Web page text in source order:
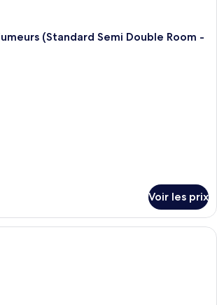
(Standard Semi Double Room -
Voir les prix